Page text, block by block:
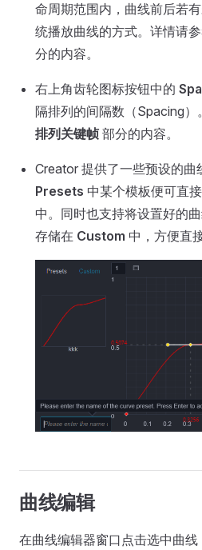
命周期范围内，曲线前后若
统播放曲线的方式。详情请
分的内容。
右上角齿轮图标按钮中的
隔排列的间隔数（Spacing）
排列关键帧 部分的内容。
Creator 提供了一些预设的曲
Presets 中某个模板便可直
中。同时也支持将设置好的
存储在 Custom 中，方便直
曲线编辑
在曲线编辑器窗口点击选中曲